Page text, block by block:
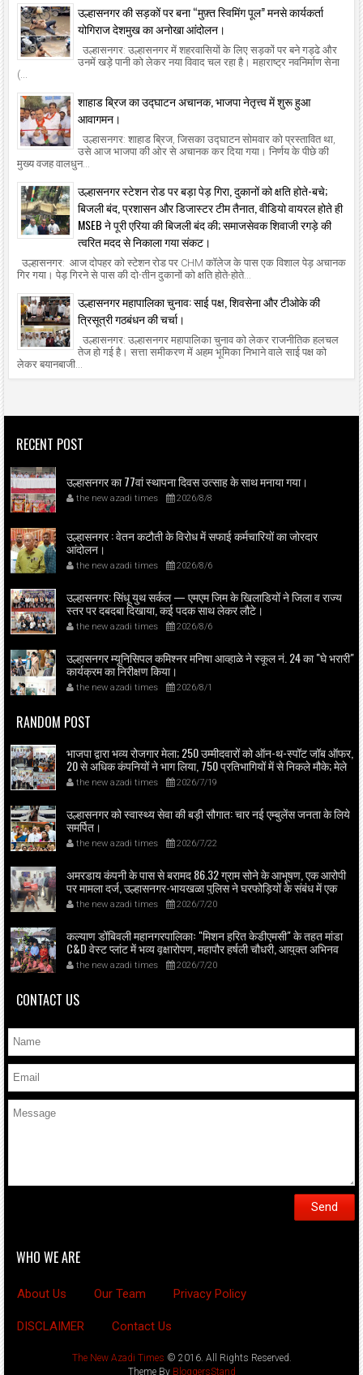
उल्हासनगर की सड़कों पर बना “मुफ़्त स्विमिंग पूल” मनसे कार्यकर्ता
योगिराज देशमुख का अनोखा आंदोलन।
उल्हासनगर: उल्हासनगर में शहरवासियों के लिए सड़कों पर बने गड्ढे और
उनमें खड़े पानी को लेकर नया विवाद चल रहा है। महाराष्ट्र नवनिर्माण सेना
(...
शाहाड ब्रिज का उद्घाटन अचानक, भाजपा नेतृत्त्व में शुरू हुआ
आवागमन।
उल्हासनगर: शाहाड ब्रिज, जिसका उद्घाटन सोमवार को प्रस्तावित था,
उसे आज भाजपा की ओर से अचानक कर दिया गया। निर्णय के पीछे की
मुख्य वजह वालधुन...
उल्हासनगर स्टेशन रोड पर बड़ा पेड़ गिरा, दुकानों को क्षति होते-बचे;
बिजली बंद, प्रशासन और डिजास्टर टीम तैनात, वीडियो वायरल होते ही
MSEB ने पूरी एरिया की बिजली बंद की; समाजसेवक शिवाजी रगड़े की
त्वरित मदद से निकाला गया संकट।
उल्हासनगर: आज दोपहर को स्टेशन रोड पर CHM कॉलेज के पास एक विशाल पेड़ अचानक
गिर गया। पेड़ गिरने से पास की दो-तीन दुकानों को क्षति होते-होते...
उल्हासनगर महापालिका चुनाव: साई पक्ष, शिवसेना और टीओके की
त्रिसूत्री गठबंधन की चर्चा।
उल्हासनगर: उल्हासनगर महापालिका चुनाव को लेकर राजनीतिक हलचल
तेज हो गई है। सत्ता समीकरण में अहम भूमिका निभाने वाले साई पक्ष को
लेकर बयानबाजी...
RECENT POST
उल्हासनगर का 77वां स्थापना दिवस उत्साह के साथ मनाया गया।
the new azadi times 2026/8/8
उल्हासनगर : वेतन कटौती के विरोध में सफाई कर्मचारियों का जोरदार
आंदोलन।
the new azadi times 2026/8/6
उल्हासनगर: सिंधू युथ सर्कल — एमएम जिम के खिलाडियों ने जिला व राज्य
स्तर पर दबदबा दिखाया, कई पदक साथ लेकर लौटे।
the new azadi times 2026/8/6
उल्हासनगर म्यूनिसिपल कमिश्नर मनिषा आव्हाळे ने स्कूल नं. 24 का "घे भरारी"
कार्यक्रम का निरीक्षण किया।
the new azadi times 2026/8/1
RANDOM POST
भाजपा द्वारा भव्य रोजगार मेला; 250 उम्मीदवारों को ऑन-थ-स्पॉट जॉब ऑफर,
20 से अधिक कंपनियों ने भाग लिया, 750 प्रतिभागियों में से निकले मौके; मेले
का उद्घाटन भाजपा ज़िला अध्यक्ष राजेश वधारिया ने किया।
the new azadi times 2026/7/19
उल्हासनगर को स्वास्थ्य सेवा की बड़ी सौगात: चार नई एम्बुलेंस जनता के लिये
समर्पित।
the new azadi times 2026/7/22
अमरडाय कंपनी के पास से बरामद 86.32 ग्राम सोने के आभूषण, एक आरोपी
पर मामला दर्ज, उल्हासनगर-भायखळा पुलिस ने घरफोड़ियों के संबंध में एक
आरोपी से महत्वपूर्ण पूछताछ के बाद आरोपी के साथी के ठिकाने से 10,90,261
रुपये मूल्य के सोने के आभूषण बरामद किए।
the new azadi times 2026/7/20
कल्याण डोंबिवली महानगरपालिकाः "मिशन हरित केडीएमसी" के तहत मांडा
C&D वेस्ट प्लांट में भव्य वृक्षारोपण, महापौर हर्षली चौधरी, आयुक्त अभिनव
गोयल व स्थानीय पार्षदों की मौजूदगी में स्कूल बच्चों ने भी उत्साहपूर्वक लिया
भाग।
the new azadi times 2026/7/20
CONTACT US
WHO WE ARE
About Us Our Team Privacy Policy
DISCLAIMER Contact Us
The New Azadi Times © 2016. All Rights Reserved.
Theme By BloggersStand